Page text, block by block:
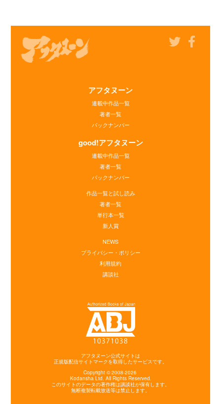
アフタヌーン
連載中作品一覧
著者一覧
バックナンバー
good!アフタヌーン
連載中作品一覧
著者一覧
バックナンバー
作品一覧と試し読み
著者一覧
単行本一覧
新人賞
NEWS
プライバシー・ポリシー
利用規約
講談社
アフタヌーン公式サイトは
正規版配信サイトマークを取得したサービスです。
Copyright © 2008-2026
KodanshaLtd. All Rights Reserved.
このサイトのデータの著作権は講談社が保有します。
無断複製転載放送等は禁止します。